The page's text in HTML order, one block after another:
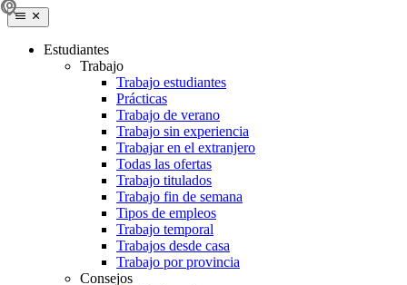
Estudiantes
Trabajo
Trabajo estudiantes
Prácticas
Trabajo de verano
Trabajo sin experiencia
Trabajar en el extranjero
Todas las ofertas
Trabajo titulados
Trabajo fin de semana
Tipos de empleos
Trabajo temporal
Trabajos desde casa
Trabajo por provincia
Consejos